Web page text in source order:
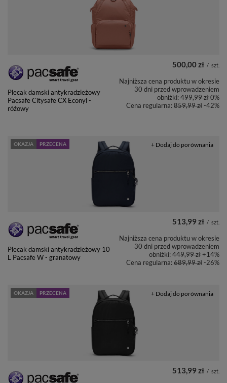
Plecak damski antykradzieżowy
Pacsafe Citysafe CX Econyl -
różowy
500,00 zł / szt.
Najniższa cena produktu w okresie
30 dni przed wprowadzeniem
obniżki:499,99 zł0%
Cena regularna:859,99 zł-42%
OKAZJA PRZECENA
Plecak damski antykradzieżowy 10
L Pacsafe W - granatowy
513,99 zł / szt.
Najniższa cena produktu w okresie
30 dni przed wprowadzeniem
obniżki:449,99 zł+14%
Cena regularna:689,99 zł-26%
+ Dodaj do porównania
OKAZJA PRZECENA
513,99 zł / szt.
+ Dodaj do porównania